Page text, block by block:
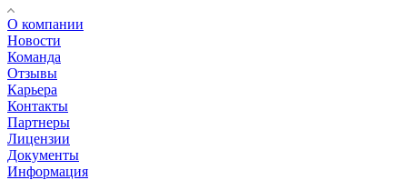
О компании
Новости
Команда
Отзывы
Карьера
Контакты
Партнеры
Лицензии
Документы
Информация